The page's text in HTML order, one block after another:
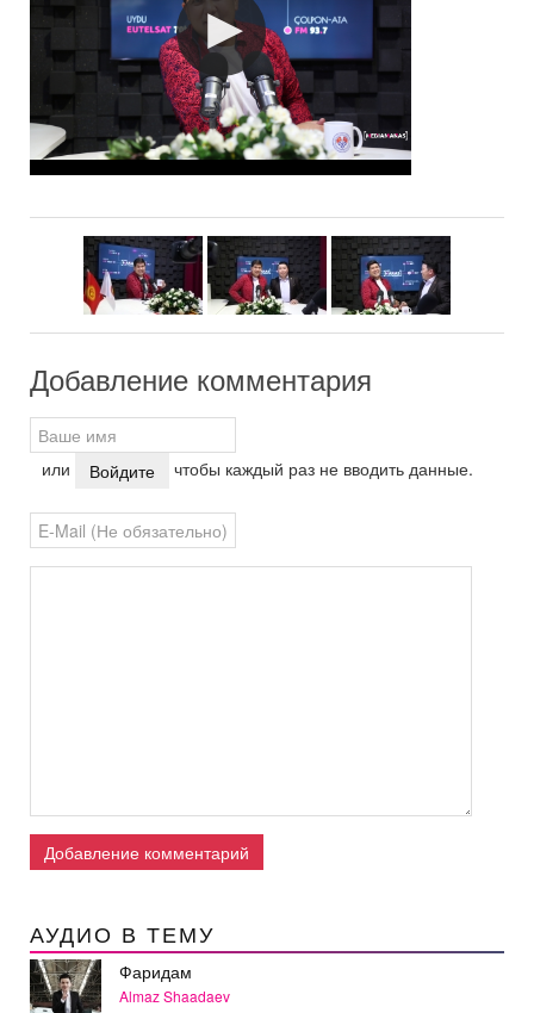
Добавление комментария
или Войдите чтобы каждый раз не вводить данные.
Добавление комментарий
АУДИО В ТЕМУ
Фаридам
Almaz Shaadaev